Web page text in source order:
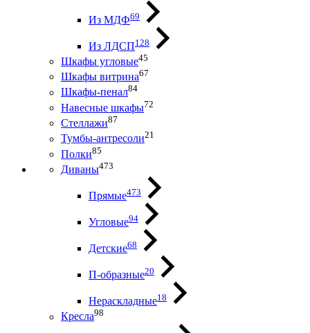
Из МДФ69
Из ЛДСП128
Шкафы угловые45
Шкафы витрина67
Шкафы-пенал84
Навесные шкафы72
Стеллажи87
Тумбы-антресоли21
Полки85
Диваны473
Прямые473
Угловые94
Детские68
П-образные20
Нераскладные18
Кресла98